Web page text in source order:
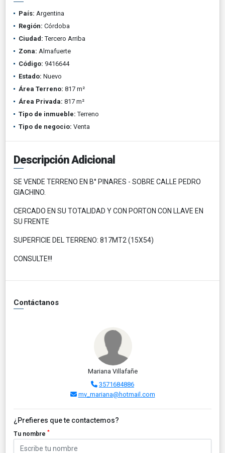
País: Argentina
Región: Córdoba
Ciudad: Tercero Arriba
Zona: Almafuerte
Código: 9416644
Estado: Nuevo
Área Terreno: 817 m²
Área Privada: 817 m²
Tipo de inmueble: Terreno
Tipo de negocio: Venta
Descripción Adicional
SE VENDE TERRENO EN B° PINARES - SOBRE CALLE PEDRO
GIACHINO.
CERCADO EN SU TOTALIDAD Y CON PORTON CON LLAVE EN
SU FRENTE
SUPERFICIE DEL TERRENO: 817MT2 (15X54)
CONSULTE!!!
Contáctanos
Mariana Villafañe
3571684886
mv_mariana@hotmail.com
¿Prefieres que te contactemos?
Tu nombre *